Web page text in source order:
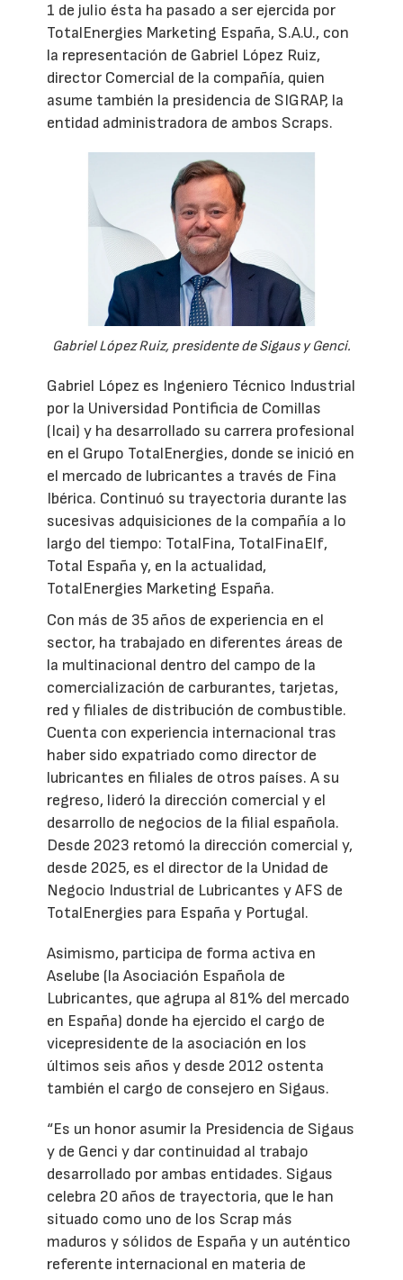
1 de julio ésta ha pasado a ser ejercida por
TotalEnergies Marketing España, S.A.U., con
la representación de Gabriel López Ruiz,
director Comercial de la compañía, quien
asume también la presidencia de SIGRAP, la
entidad administradora de ambos Scraps.
Gabriel López Ruiz, presidente de Sigaus y Genci.
Gabriel López es Ingeniero Técnico Industrial
por la Universidad Pontificia de Comillas
(Icai) y ha desarrollado su carrera profesional
en el Grupo TotalEnergies, donde se inició en
el mercado de lubricantes a través de Fina
Ibérica. Continuó su trayectoria durante las
sucesivas adquisiciones de la compañía a lo
largo del tiempo: TotalFina, TotalFinaElf,
Total España y, en la actualidad,
TotalEnergies Marketing España.
Con más de 35 años de experiencia en el
sector, ha trabajado en diferentes áreas de
la multinacional dentro del campo de la
comercialización de carburantes, tarjetas,
red y filiales de distribución de combustible.
Cuenta con experiencia internacional tras
haber sido expatriado como director de
lubricantes en filiales de otros países. A su
regreso, lideró la dirección comercial y el
desarrollo de negocios de la filial española.
Desde 2023 retomó la dirección comercial y,
desde 2025, es el director de la Unidad de
Negocio Industrial de Lubricantes y AFS de
TotalEnergies para España y Portugal.
Asimismo, participa de forma activa en
Aselube (la Asociación Española de
Lubricantes, que agrupa al 81% del mercado
en España) donde ha ejercido el cargo de
vicepresidente de la asociación en los
últimos seis años y desde 2012 ostenta
también el cargo de consejero en Sigaus.
“Es un honor asumir la Presidencia de Sigaus
y de Genci y dar continuidad al trabajo
desarrollado por ambas entidades. Sigaus
celebra 20 años de trayectoria, que le han
situado como uno de los Scrap más
maduros y sólidos de España y un auténtico
referente internacional en materia de